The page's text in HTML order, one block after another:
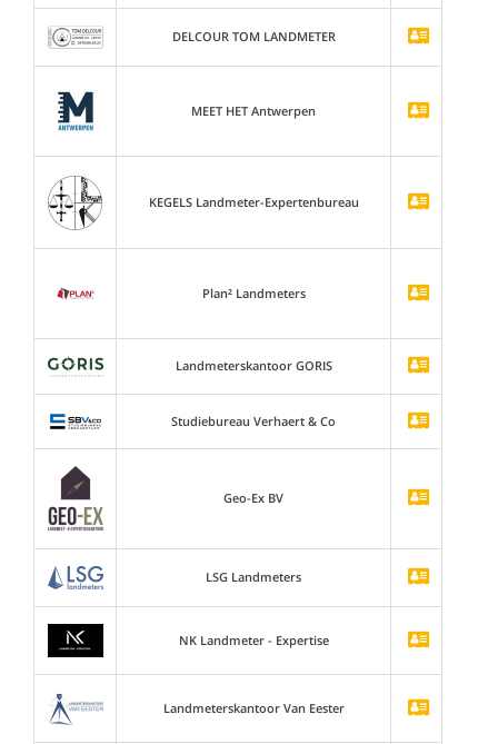
DELCOUR TOM LANDMETER
MEET HET Antwerpen
KEGELS Landmeter-Expertenbureau
Plan² Landmeters
Landmeterskantoor GORIS
Studiebureau Verhaert & Co
Geo-Ex BV
LSG Landmeters
NK Landmeter - Expertise
Landmeterskantoor Van Eester